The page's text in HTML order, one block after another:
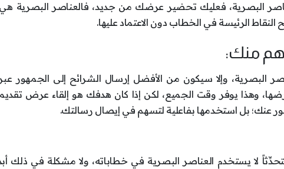
البصرية، فعليك تحضير عرضك من جديد، فالعناصر البصرية
الرئيسة في الخطاب دون الاعتماد عليها.
البصرية، وإلا سيكون من الأفضل إرسال الشرائح إلى الجمهور عبر
عرضها، وهذا يوفر وقت الجميع، لكن إذا كان هدفك هو إلقاء عرض
عنك؛ بل استخدمها بفاعلية لتسهم في إيصال رسالتك.
لا يستخدم العناصر البصرية في خطاباته، ولا مشكلة في ذلك